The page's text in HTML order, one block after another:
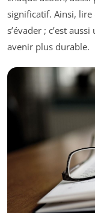
significatif. Ainsi, lire
s’évader ; c’est
avenir plus durable.